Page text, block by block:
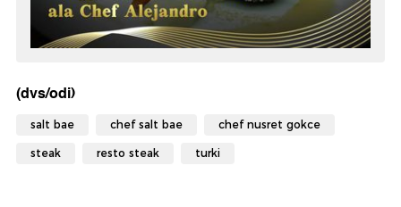
(dvs/odi)
salt bae chef salt bae chef nusret gokce
steak resto steak turki